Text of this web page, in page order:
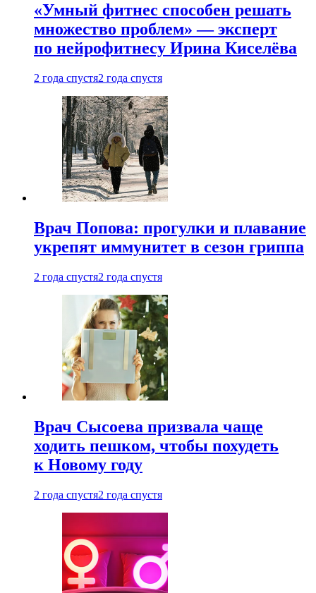
«Умный фитнес способен решать
множество проблем» — эксперт
по нейрофитнесу Ирина Киселёва
2 года спустя2 года спустя
Врач Попова: прогулки и плавание
укрепят иммунитет в сезон гриппа
2 года спустя2 года спустя
Врач Сысоева призвала чаще
ходить пешком, чтобы похудеть
к Новому году
2 года спустя2 года спустя